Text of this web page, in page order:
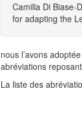
Camilla Di Biase-
for adapting the
nous l’avons
abréviations
La liste des